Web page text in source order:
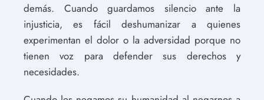
demás. Cuando guardamos silencio ante la
injusticia, es fácil deshumanizar a quienes
experimentan el dolor o la adversidad porque no
tienen voz para defender sus derechos y
necesidades.